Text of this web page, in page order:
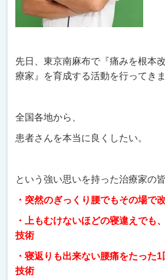
先日、東京南麻布で『痛みを根本
療家』を育成する活動を行ってきま
全国各地から、
患者さんを本当に良くしたい。
という強い思いを持った治療家の
・突然のぎっくり腰でもその場で
・上もむけないほどの寝違えでも
技術
・寝返りも出来ない腰痛をたった
技術